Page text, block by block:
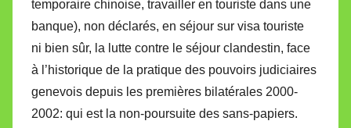
temporaire chinoise, travailler en touriste dans une
banque), non déclarés, en séjour sur visa touriste
ni bien sûr, la lutte contre le séjour clandestin, face
à l’historique de la pratique des pouvoirs judiciaires
genevois depuis les premières bilatérales 2000-
2002: qui est la non-poursuite des sans-papiers.